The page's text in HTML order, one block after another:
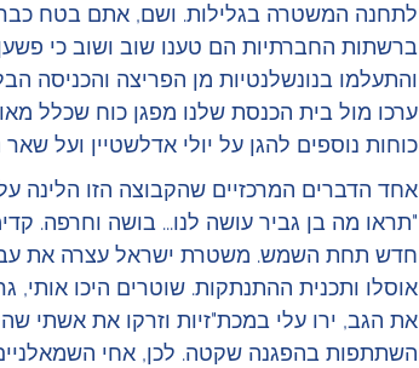
לתחנה המשטרה בגלילות. ושם, אתם בטח כבר
ברשתות החברתיות הם טענו שוב ושוב כי
והתעלמו בנונשלנטיות מן הפריצה
ערכו מול בית הכנסת שלנו מפגן כוח שכלל
כוחות נוספים להגן על יולי אדלשטיין ועל
אחד הדברים המרכזיים שהקבוצה הזו
"תראו מה בן גביר עושה לנו... בושה וחרפה.
אוסלו ותכנית ההתנתקות. שוטרים היכו אותי,
השתתפות בהפגנה שקטה. לכן, אחי